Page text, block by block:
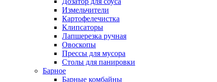
Измельчители
Картофелечистка
Клипсаторы
Лапшерезка ручная
Овоскопы
Прессы для мусора
Столы для панировки
Барное
Барные комбайны